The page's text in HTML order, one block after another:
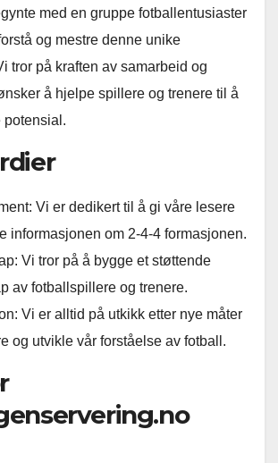
med en gruppe fotballentusiaster
og mestre denne unike
tror på kraften av samarbeid og
å hjelpe spillere og trenere til å
potensial.
Vi er dedikert til å gi våre lesere
informasjonen om 2-4-4 formasjonen.
Vi tror på å bygge et støttende
av fotballspillere og trenere.
Vi er alltid på utkikk etter nye måter
og utvikle vår forståelse av fotball.